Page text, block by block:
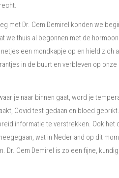
met Dr. Cem Demirel konden we
thuis al begonnen met de
een mondkapje op en hield zich
in de buurt en verbleven op
je naar binnen gaat, word je
Covid test gedaan en bloed
informatie te verstrekken. Ook het
wat in Nederland op dit
Cem Demirel is zo een fijne,